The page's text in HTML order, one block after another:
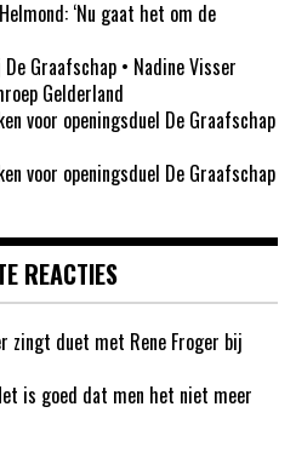
‘Nu gaat het om de
Graafschap • Nadine Visser
Gelderland
voor openingsduel De Graafschap
voor openingsduel De Graafschap
REACTIES
zingt duet met Rene Froger bij
is goed dat men het niet meer